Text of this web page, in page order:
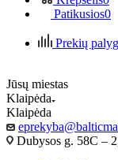
Patikusios0
Prekių
Jūsų miestas
Klaipėda
Klaipėda
Dubysos g. 58C –